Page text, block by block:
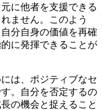
に他者を支援できる
ません。このよう
分自身の価値を再確
に発揮できることが
は、ポジティブなセ
。自分を否定するの
の機会と捉えること